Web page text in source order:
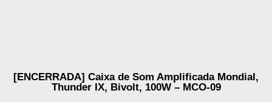
[ENCERRADA] Caixa de Som Amplificada Mondial,
Thunder IX, Bivolt, 100W – MCO-09